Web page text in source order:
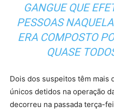
GANGUE QUE
PESSOAS
ERA COMPOSTO
QUASE
Dois dos suspeitos têm mais
únicos detidos na operação
decorreu na passada terça-